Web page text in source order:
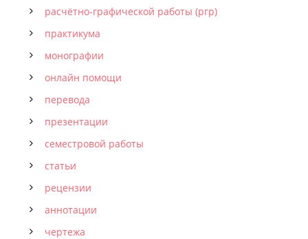
расчётно-графической работы (ргр)
практикума
монографии
онлайн помощи
перевода
презентации
семестровой работы
статьи
рецензии
аннотации
чертежа